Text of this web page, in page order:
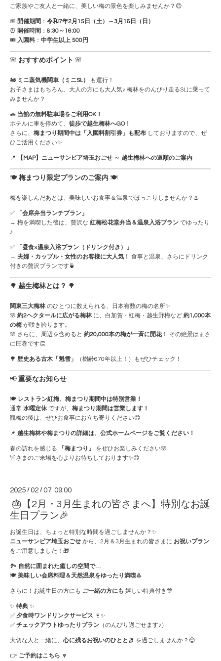
ご家族やご友人と一緒に、美しい梅の景色を楽しみませんか？😊
📅 開催期間 ： 令和7年2月15日（土）～3月16日（日）
⏰ 開催時間 ： 8:30～16:00
🎟 入園料 ： 中学生以上 500円
🌸 おすすめポイント 🌸
🚂 ミニ蒸気機関車（ミニSL）
も運行！
お子さまはもちろん、大人の方にも大人気♪ 梅林をのんびり走るSLに乗って
みませんか？
🚗 当館の無料駐車場をご利用OK！
ホテルに車を停めて、 徒歩で越生梅林へGO！
さらに、 梅まつり期間中は「入園料割引券」も配布 しておりますので、ぜ
ひご活用ください✨
📍 【MAP】ニューサンピア埼玉おごせ ～ 越生梅林への道順のご案内
🍽 梅まつり限定プランのご案内 🍽
梅を楽しんだあとは、美味しいお食事＆温泉でほっこりしませんか？♨️
✅
「会席弁当ランチプラン」
→ 梅を満喫した後は、贅沢な 紅梅松花堂弁当＆温泉入浴プラン でゆったり
♪
✅
「昼食×温泉入浴プラン（ドリンク付き）」
→ 夫婦・カップル・女性のお客様に大人気！
食事と温泉、さらにドリンク
付きの贅沢プランです🍵
🌳 越生梅林とは？ 🌳
関東三大梅林のひとつに数えられる、日本有数の梅の名所✨
🌸 約2ヘクタールに広がる梅林に、白加賀・紅梅・越生野梅など 約1,000本
の梅 が咲き誇ります。
🌸 さらに、周辺を含めると 約20,000本の梅が一斉に開花！
その絶景はまさ
に圧巻です👏
🌳 歴史ある古木「魁雪」 （樹齢670年以上！）もぜひチェック！
📢 重要なお知らせ
🍽 レストラン紅梅、梅まつり期間中は特別営業！
通常 水曜定休 ですが、 梅まつり期間は営業します！
観梅の後は、ぜひお食事にお立ち寄りください😊
📌 越生梅林や梅まつりの詳細は、公式ホームページをご覧ください！
春の訪れを感じる 「梅まつり」
をぜひお楽しみください🌸
皆さまのご来場を心よりお待ちしております✨😊
2025 /02 /07 09:00
🎂【2月・3月生まれの皆さまへ】特別なお誕
生日プラン🎉
お誕生日は、ちょっと特別な時間を過ごしませんか？✨
ニューサンピア埼玉おごせ から、2月＆3月生まれの皆さまに お祝いプラン
をご用意しました！🎁
🏞 自然に囲まれた癒しの空間で…
🍽 美味しい会席料理＆天然温泉をゆったり満喫♨️
さらに！お誕生日の方にも ご一緒の方にも 嬉しい特典付き🎊
✨ 特典 ✨
✅ 夕食時ワンドリンクサービス 🍷✨
✅ チェックアウトゆったりプラン （のんびり過ごせます♪）
大切な人と一緒に、 心に残るお祝いのひととき を過ごしませんか？😊
👉 ご予約はこちら 🔽